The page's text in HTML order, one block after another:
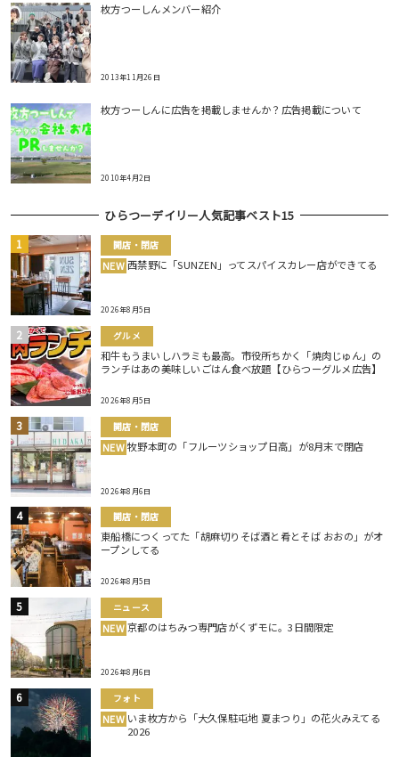
枚方つーしんメンバー紹介
2013年11月26日
枚方つーしんに広告を掲載しませんか？広告掲載について
2010年4月2日
ひらつーデイリー人気記事ベスト15
開店・閉店
NEW 西禁野に「SUNZEN」ってスパイスカレー店ができてる
2026年8月5日
グルメ
和牛もうまいしハラミも最高。市役所ちかく「焼肉じゅん」の
ランチはあの美味しいごはん食べ放題【ひらつーグルメ広告】
2026年8月5日
開店・閉店
NEW 牧野本町の「フルーツショップ日高」が8月末で閉店
2026年8月6日
開店・閉店
東船橋につくってた「胡麻切りそば酒と肴とそば おおの」がオ
ープンしてる
2026年8月5日
ニュース
NEW 京都のはちみつ専門店がくずモに。3日間限定
2026年8月6日
フォト
NEW いま枚方から「大久保駐屯地 夏まつり」の花火みえてる
2026